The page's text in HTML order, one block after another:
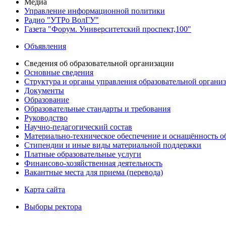
Медиа
Управление информационной политики
Радио "УТРо ВолГУ"
Газета "Форум. Университетский проспект,100"
Объявления
Сведения об образовательной организации
Основные сведения
Структура и органы управления образовательной
Документы
Образование
Образовательные стандарты и требования
Руководство
Научно-педагогический состав
Материально-техническое обеспечение и оснащённость
Стипендии и иные виды материальной поддержки
Платные образовательные услуги
Финансово-хозяйственная деятельность
Вакантные места для приема (перевода)
Карта сайта
Выборы ректора